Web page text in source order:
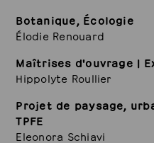
Botanique, Écologie
Élodie Renouard
Maîtrises d'ouvrage |
Hippolyte Roullier
Projet de paysage,
TPFE
Eleonora Schiavi